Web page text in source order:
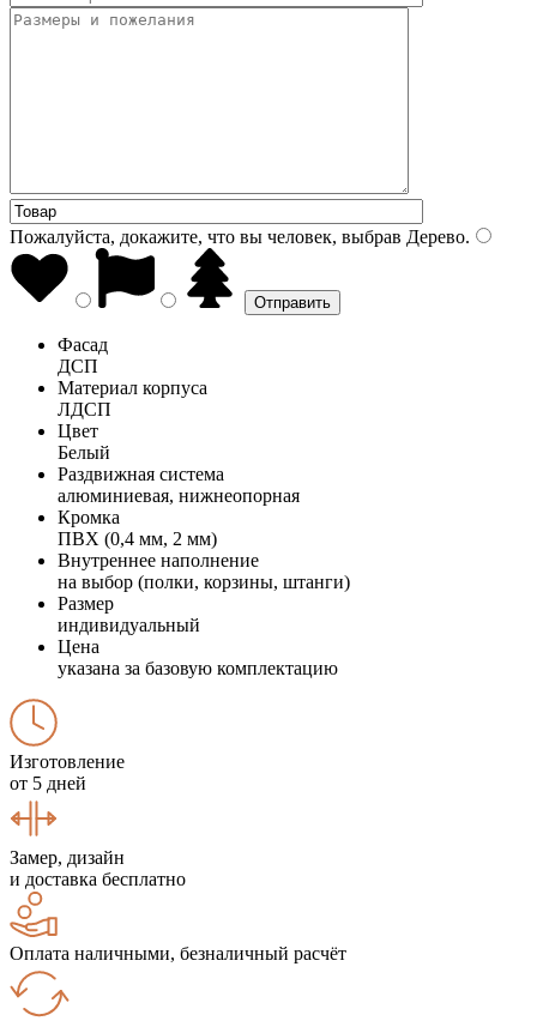
Пожалуйста, докажите, что вы человек, выбрав Дерево.
Фасад
ДСП
Материал корпуса
ЛДСП
Цвет
Белый
Раздвижная система
алюминиевая, нижнеопорная
Кромка
ПВХ (0,4 мм, 2 мм)
Внутреннее наполнение
на выбор (полки, корзины, штанги)
Размер
индивидуальный
Цена
указана за базовую комплектацию
Изготовление
от 5 дней
Замер, дизайн
и доставка бесплатно
Оплата наличными, безналичный расчёт